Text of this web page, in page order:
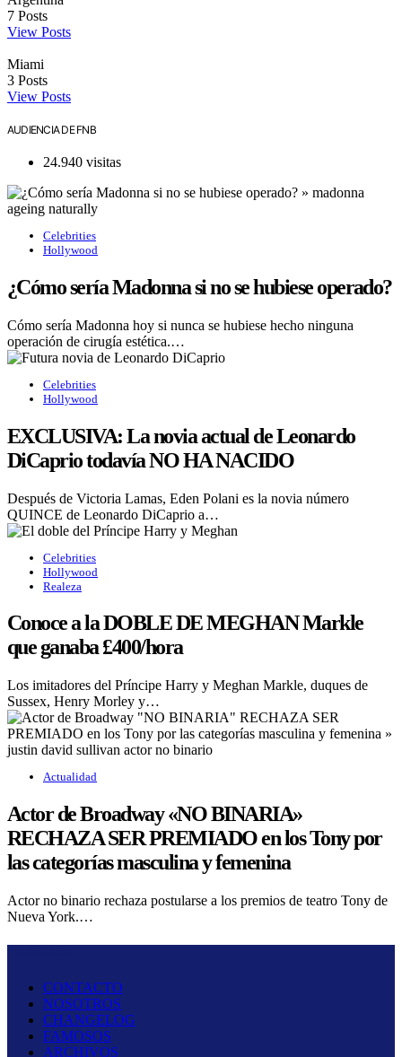
7 Posts
View Posts
Miami
3 Posts
View Posts
AUDIENCIA DE FNB
24.940 visitas
Celebrities
Hollywood
¿Cómo sería Madonna si no se hubiese operado?
Cómo sería Madonna hoy si nunca se hubiese hecho ninguna
operación de cirugía estética.…
Celebrities
Hollywood
EXCLUSIVA: La novia actual de Leonardo
DiCaprio todavía NO HA NACIDO
Después de Victoria Lamas, Eden Polani es la novia número
QUINCE de Leonardo DiCaprio a…
Celebrities
Hollywood
Realeza
Conoce a la DOBLE DE MEGHAN Markle
que ganaba £400/hora
Los imitadores del Príncipe Harry y Meghan Markle, duques de
Sussex, Henry Morley y…
Actualidad
Actor de Broadway «NO BINARIA»
RECHAZA SER PREMIADO en los Tony por
las categorías masculina y femenina
Actor no binario rechaza postularse a los premios de teatro Tony de
Nueva York.…
CONTACTO
NOSOTROS
CHANGELOG
FAMOSOS
ARCHIVOS